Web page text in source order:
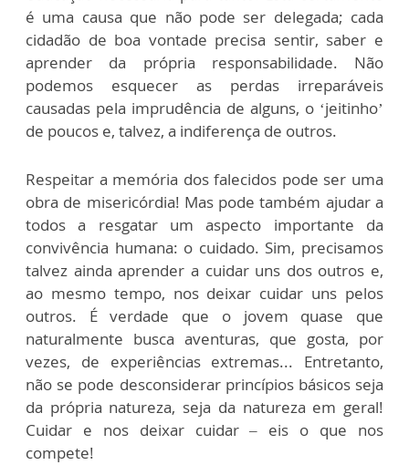
é uma causa que não pode ser delegada; cada
cidadão de boa vontade precisa sentir, saber e
aprender da própria responsabilidade. Não
podemos esquecer as perdas irreparáveis
causadas pela imprudência de alguns, o ‘jeitinho’
de poucos e, talvez, a indiferença de outros.
Respeitar a memória dos falecidos pode ser uma
obra de misericórdia! Mas pode também ajudar a
todos a resgatar um aspecto importante da
convivência humana: o cuidado. Sim, precisamos
talvez ainda aprender a cuidar uns dos outros e,
ao mesmo tempo, nos deixar cuidar uns pelos
outros. É verdade que o jovem quase que
naturalmente busca aventuras, que gosta, por
vezes, de experiências extremas... Entretanto,
não se pode desconsiderar princípios básicos seja
da própria natureza, seja da natureza em geral!
Cuidar e nos deixar cuidar – eis o que nos
compete!